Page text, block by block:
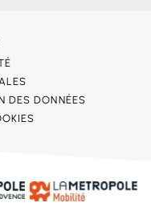
DES DONNÉES